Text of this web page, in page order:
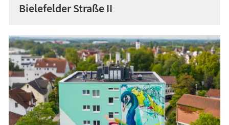
Bielefelder Straße II